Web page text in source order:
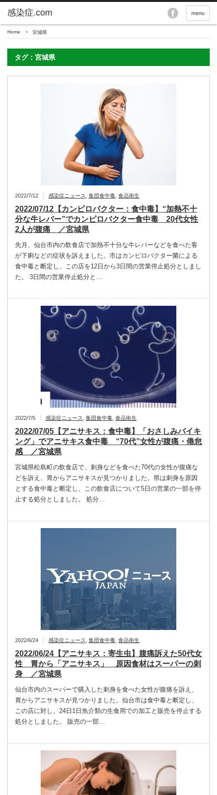
menu
Home 宮城県
タグ：宮城県
2022/7/12 感染症ニュース 集団食中毒 食品衛生
2022/07/12【カンピロバクター：食中毒】“加熱不十
分な牛レバー”でカンピロバクター食中毒 20代女性
2人が腹痛 ／宮城県
先月、仙台市内の飲食店で加熱不十分な牛レバーなどを食べた客
が下痢などの症状を訴えました。市はカンピロバクター菌による
食中毒と断定し、この店を12日から3日間の営業停止処分としまし
た。 3日間の営業停止処分と…
2022/7/5 感染症ニュース 集団食中毒 食品衛生
2022/07/05【アニサキス：食中毒】「おさしみバイキ
ング」でアニサキス食中毒 “70代”女性が腹痛・倦怠
感 ／宮城県
宮城県松島町の飲食店で、刺身などを食べた70代の女性が腹痛な
どを訴え、胃からアニサキスが見つかりました。県は刺身を原因
とする食中毒と断定し、この飲食店について5日の営業の一部を停
止する処分としました。 処分…
2022/6/24 感染症ニュース 集団食中毒 食品衛生
2022/06/24【アニサキス：寄生虫】腹痛訴えた50代女
性 胃から「アニサキス」 原因食材はスーパーの刺
身 ／宮城県
仙台市内のスーパーで購入した刺身を食べた女性が腹痛を訴え、
胃からアニサキスが見つかりました。仙台市は食中毒と断定し、
この店に対し、24日1日魚介類の生食用での加工と販売を停止する
処分としました。 販売の一部…